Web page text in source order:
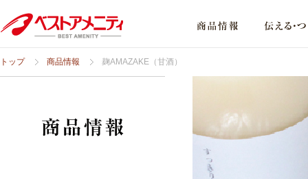
トップ 商品情報 麹AMAZAKE（甘酒）